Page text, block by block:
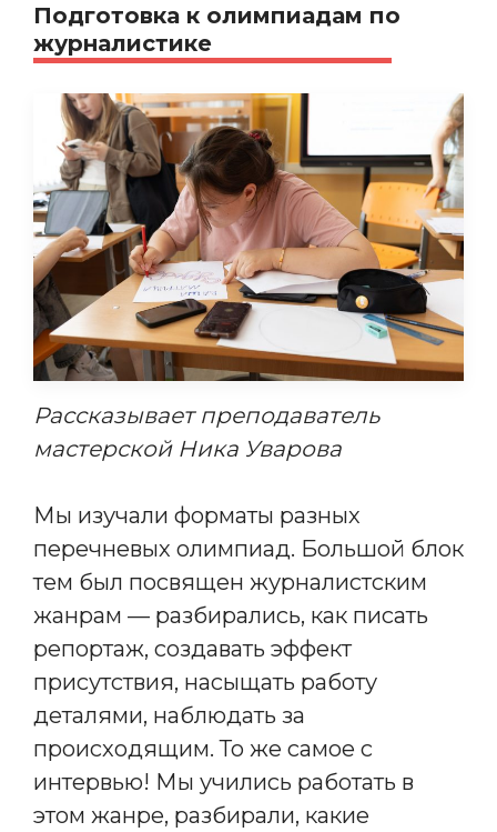
Подготовка к олимпиадам по
журналистике
Рассказывает преподаватель
мастерской Ника Уварова
Мы изучали форматы разных
перечневых олимпиад. Большой блок
тем был посвящен журналистским
жанрам — разбирались, как писать
репортаж, создавать эффект
присутствия, насыщать работу
деталями, наблюдать за
происходящим. То же самое с
интервью! Мы учились работать в
этом жанре, разбирали, какие